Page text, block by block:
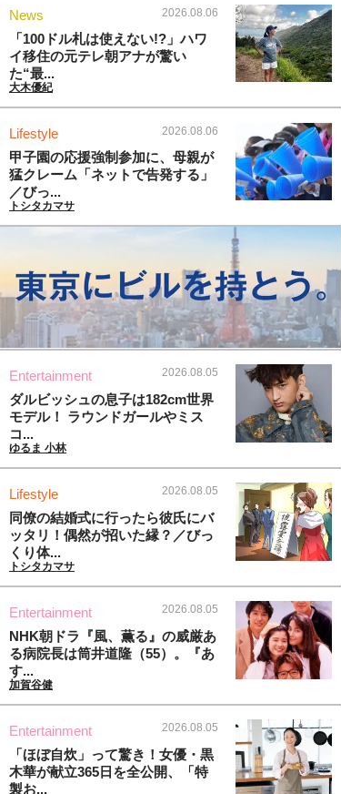
News 2026.08.06
「100ドル札は使えない!?」ハワ
イ移住の元テレ朝アナが驚い
た“最...
大木優紀
Lifestyle 2026.08.06
甲子園の応援強制参加に、母親が
猛クレーム「ネットで告発する」
／びっ...
トシタカマサ
Entertainment 2026.08.05
ダルビッシュの息子は182cm世界
モデル！ ラウンドガールやミス
コ...
ゆるま 小林
Lifestyle 2026.08.05
同僚の結婚式に行ったら彼氏にバ
ッタリ！偶然が招いた縁？／びっ
くり体...
トシタカマサ
Entertainment 2026.08.05
NHK朝ドラ『風、薫る』の威厳あ
る病院長は筒井道隆（55）。『あ
す...
加賀谷健
Entertainment 2026.08.05
「ほぼ自炊」って驚き！女優・黒
木華が献立365日を全公開、「特
製お...